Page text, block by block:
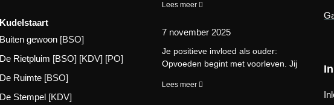
Kudelstaart
Buiten gewoon[BSO]
De Rietpluim [BSO] [KDV] [PO]
De Ruimte[BSO]
De Stempel [KDV]
Lees meer
7 november 2025
Je positieve invloed als ouder:
Opvoeden begint met voorleven. Jij
Lees meer